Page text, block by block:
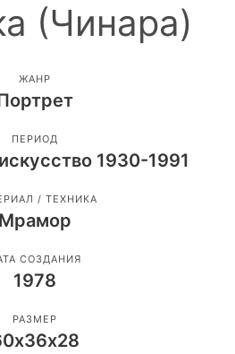
(Чинара)
ЖАНР
ПЕРИОД
1930-1991
/ ТЕХНИКА
Мрамор
СОЗДАНИЯ
1978
РАЗМЕР